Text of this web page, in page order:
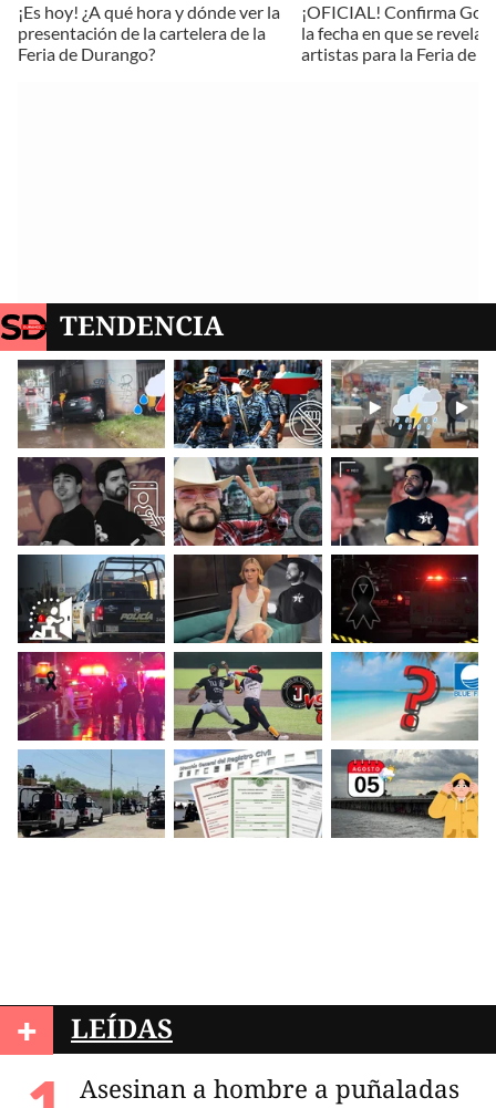
¡Es hoy! ¿A qué hora y dónde ver la
presentación de la cartelera de la
Feria de Durango?
¡OFICIAL! Confirma
la fecha en que se
artistas para la Feria de
TENDENCIA
+ LEÍDAS
Asesinan a hombre a puñaladas